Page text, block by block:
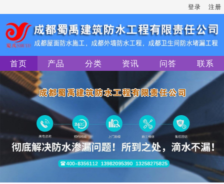
登录 注册
首页 产品 分类 资讯 问答 联系